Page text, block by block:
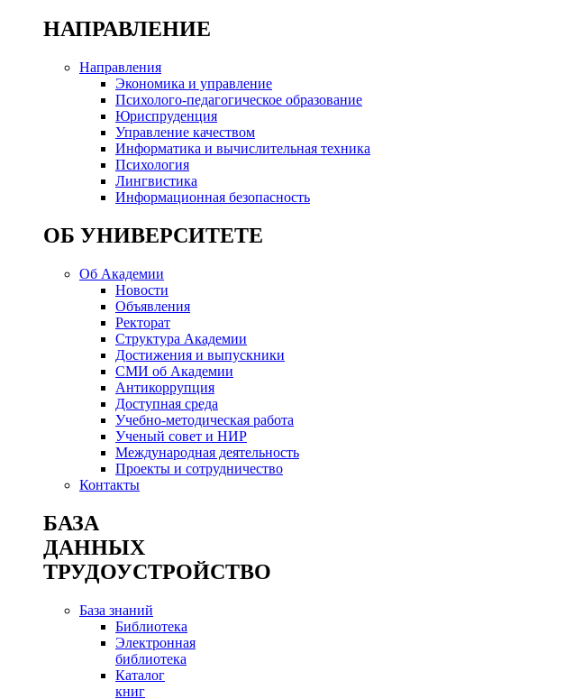
НАПРАВЛЕНИЕ
Направления
Экономика и управление
Психолого-педагогическое образование
Юриспруденция
Управление качеством
Информатика и вычислительная техника
Психология
Лингвистика
Информационная безопасность
ОБ УНИВЕРСИТЕТЕ
Об Академии
Новости
Объявления
Ректорат
Структура Академии
Достижения и выпускники
СМИ об Академии
Антикоррупция
Доступная среда
Учебно-методическая работа
Ученый совет и НИР
Международная деятельность
Проекты и сотрудничество
Контакты
БАЗА
ДАННЫХ
ТРУДОУСТРОЙСТВО
База знаний
Библиотека
Электронная
библиотека
Каталог
книг